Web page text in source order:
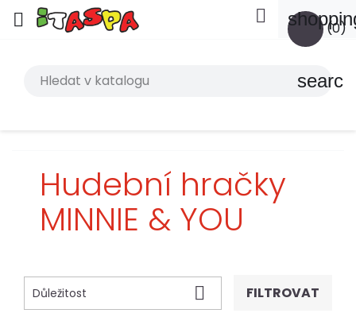
 (0)

search
Hudební hračky
MINNIE & YOU
Důležitost  FILTROVAT